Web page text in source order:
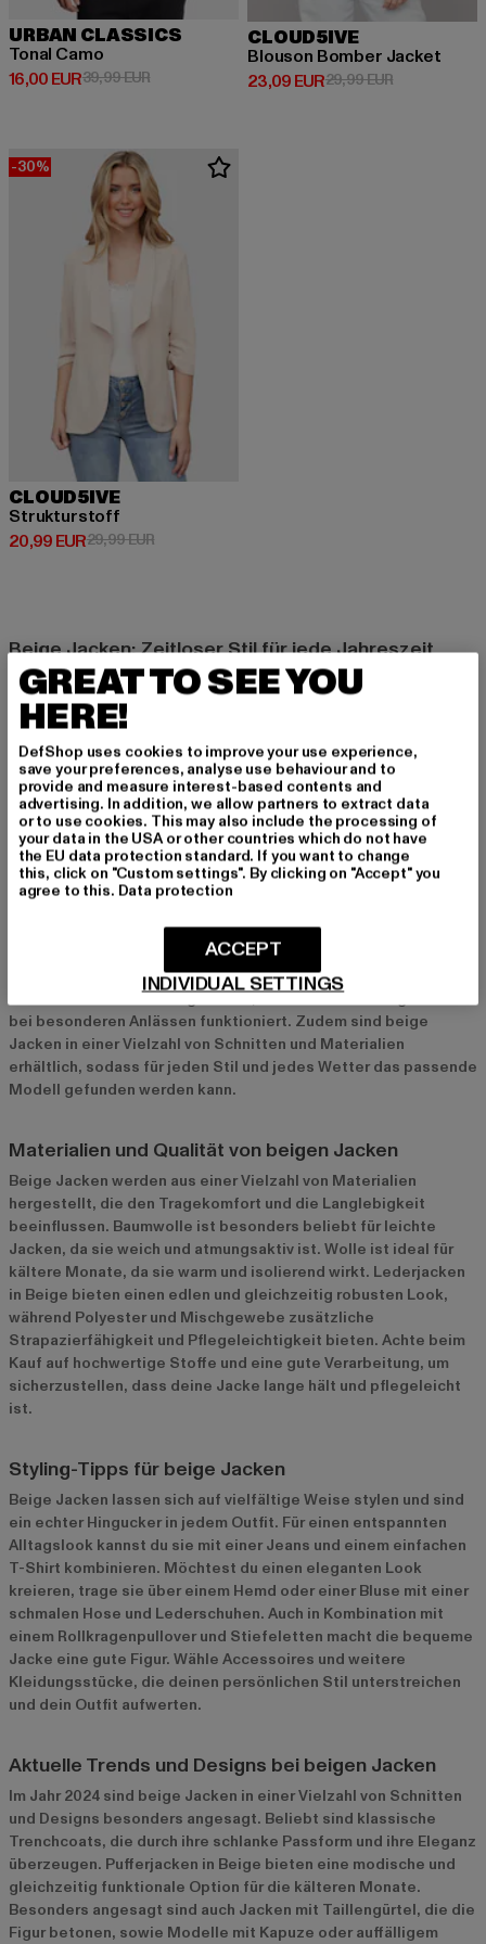
URBAN CLASSICS
Tonal Camo
16,00 EUR
Derzeitiger Preis: 16,00 EUR
39,99 EURAktionspreis: 39,99 EUR
CLOUD5IVE
Blouson Bomber Jacket
23,09 EUR
Derzeitiger Preis: 23,09 EUR
29,99 EURAktionspreis:
-30%
CLOUD5IVE
Strukturstoff
20,99 EUR
Derzeitiger Preis: 20,99 EUR
29,99 EURAktionspreis: 29,99 EUR
Beige Jacken: Zeitloser Stil für jede Jahreszeit
Beige Jacken sind ein unverzichtbarer Bestandteil jeder gut
sortierten Garderobe. Sie bieten nicht nur praktischen Schutz
vor den Elementen, sondern verleihen auch jedem Outfit eine
zeitlose Eleganz. Die neutrale Farbe macht sie unglaublich
vielseitig und leicht kombinierbar, was sie zur perfekten Wahl
für verschiedene Anlässe und Jahreszeiten macht. Egal, ob du
einen lässigen Alltagslook oder ein elegantes Business-Outfit
planst – eine beige Jacke ist immer eine stilsichere Wahl.
Warum beige Jacken unverzichtbar sind
Beige Jacken sind aus mehreren Gründen unverzichtbar. Ihre
neutrale Farbe passt zu fast allem und ermöglicht es, sie
problemlos mit verschiedenen Outfits zu kombinieren. Sie
strahlen eine subtile Eleganz aus, die sowohl im Alltag als auch
bei besonderen Anlässen funktioniert. Zudem sind beige
Jacken in einer Vielzahl von Schnitten und Materialien
erhältlich, sodass für jeden Stil und jedes Wetter das passende
Modell gefunden werden kann.
Materialien und Qualität von beigen Jacken
Beige Jacken werden aus einer Vielzahl von Materialien
hergestellt, die den Tragekomfort und die Langlebigkeit
beeinflussen. Baumwolle ist besonders beliebt für leichte
Jacken, da sie weich und atmungsaktiv ist. Wolle ist ideal für
kältere Monate, da sie warm und isolierend wirkt. Lederjacken
in Beige bieten einen edlen und gleichzeitig robusten Look,
während Polyester und Mischgewebe zusätzliche
Strapazierfähigkeit und Pflegeleichtigkeit bieten. Achte beim
Kauf auf hochwertige Stoffe und eine gute Verarbeitung, um
sicherzustellen, dass deine Jacke lange hält und pflegeleicht
ist.
Styling-Tipps für beige Jacken
Beige Jacken lassen sich auf vielfältige Weise stylen und sind
ein echter Hingucker in jedem Outfit. Für einen entspannten
Alltagslook kannst du sie mit einer Jeans und einem einfachen
T-Shirt kombinieren. Möchtest du einen eleganten Look
kreieren, trage sie über einem Hemd oder einer Bluse mit einer
schmalen Hose und Lederschuhen. Auch in Kombination mit
einem Rollkragenpullover und Stiefeletten macht die bequeme
Jacke eine gute Figur. Wähle Accessoires und weitere
Kleidungsstücke, die deinen persönlichen Stil unterstreichen
und dein Outfit aufwerten.
Aktuelle Trends und Designs bei beigen Jacken
Im Jahr 2024 sind beige Jacken in einer Vielzahl von Schnitten
und Designs besonders angesagt. Beliebt sind klassische
Trenchcoats, die durch ihre schlanke Passform und ihre Eleganz
überzeugen. Pufferjacken in Beige bieten eine modische und
gleichzeitig funktionale Option für die kälteren Monate.
Besonders angesagt sind auch Jacken mit Taillengürtel, die die
Figur betonen, sowie Modelle mit Kapuze oder auffälligem
GREAT TO SEE YOU
HERE!
DefShop uses cookies to improve your use experience,
save your preferences, analyse use behaviour and to
provide and measure interest-based contents and
advertising. In addition, we allow partners to extract data
or to use cookies. This may also include the processing of
your data in the USA or other countries which do not have
the EU data protection standard. If you want to change
this, click on "Custom settings". By clicking on "Accept" you
agree to this. Data protection
INDIVIDUAL SETTINGS
ACCEPT